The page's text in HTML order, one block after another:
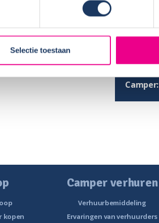
Selectie toestaan
op een
Camper:
kopen
Camper verhuren
Verhuurbemiddeling
Ervaringen van verhuurders